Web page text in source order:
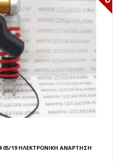
05/19 ΗΛΕΚΤΡΟΝΙΚΗ ΑΝΑΡΤΗΣΗ